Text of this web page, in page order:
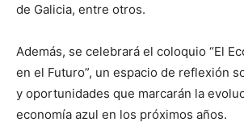
de Galicia, entre otros.
Además, se celebrará el coloquio “El
en el Futuro”, un espacio de reflexión
y oportunidades que marcarán la
economía azul en los próximos años.